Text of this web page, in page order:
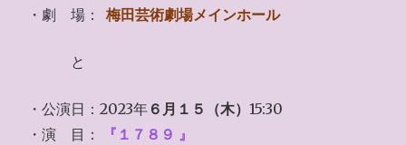
・劇 場：
梅田芸術劇場メインホール
と
・公演日：2023年 ６月１５（木） 15:30
・演 目：
『１７８９ 』